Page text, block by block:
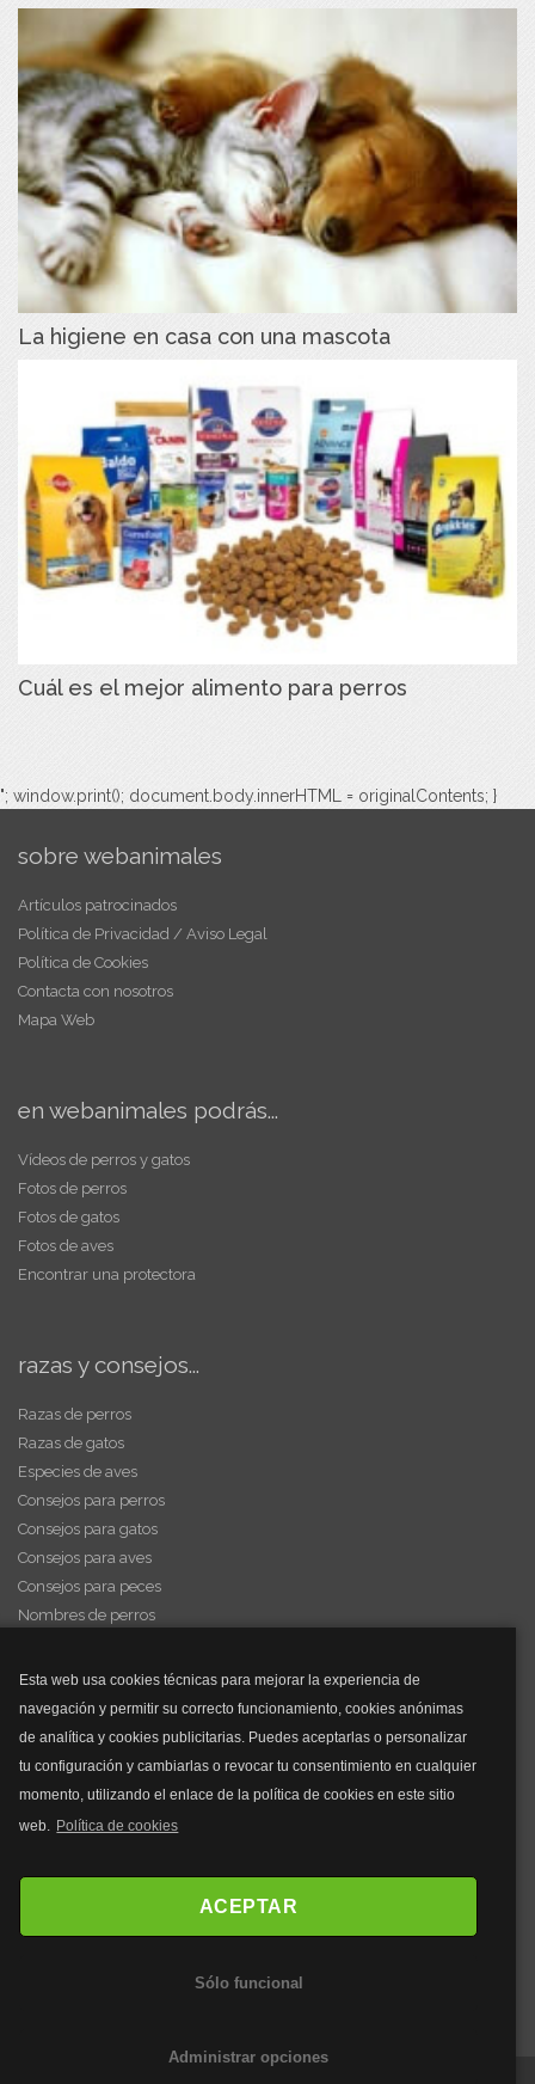
Esta web usa cookies técnicas para mejorar la experiencia de
navegación y permitir su correcto funcionamiento, cookies anónimas
de analítica y cookies publicitarias. Puedes aceptarlas o personalizar
tu configuración y cambiarlas o revocar tu consentimiento en cualquier
momento, utilizando el enlace de la política de cookies en este sitio
web. Política de cookies
ACEPTAR
Sólo funcional
Administrar opciones
La higiene en casa con una mascota
Cuál es el mejor alimento para perros
"; window.print(); document.body.innerHTML = originalContents; }
sobre webanimales
Artículos patrocinados
Política de Privacidad / Aviso Legal
Política de Cookies
Contacta con nosotros
Mapa Web
en webanimales podrás...
Vídeos de perros y gatos
Fotos de perros
Fotos de gatos
Fotos de aves
Encontrar una protectora
razas y consejos...
Razas de perros
Razas de gatos
Especies de aves
Consejos para perros
Consejos para gatos
Consejos para aves
Consejos para peces
Nombres de perros
y mucho más...